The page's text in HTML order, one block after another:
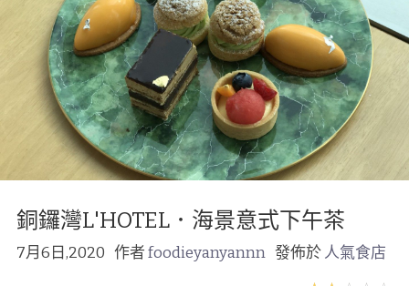
銅鑼灣L'HOTEL．海景意式下午茶
7月6日,2020 作者foodieyanyannn 發佈於人氣食店